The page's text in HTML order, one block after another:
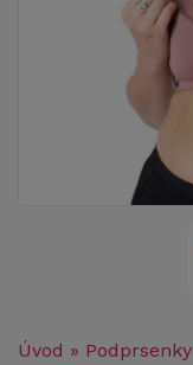
Úvod » Podprsenky